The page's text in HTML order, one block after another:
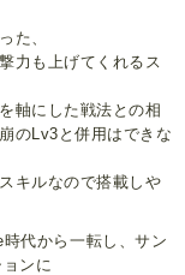
た、
力も上げてくれるス
軸にした戦法との相
のLv3と併用はできな
キルなので搭載しや
代から一転し、サン
ンに